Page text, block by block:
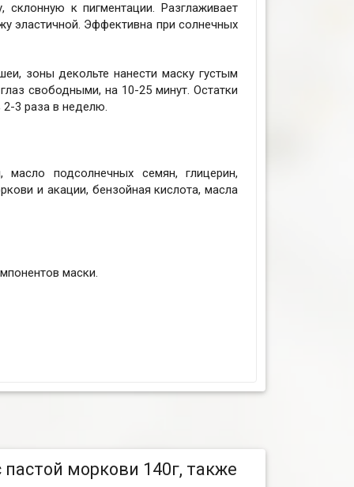
к пигментации. Разглаживает
эластичной. Эффективна при солнечных
зоны декольте нанести маску густым
свободными, на 10-25 минут. Остатки
3 раза в неделю.
масло подсолнечных семян, глицерин,
и акации, бензойная кислота, масла
маски.
моркови 140г, также